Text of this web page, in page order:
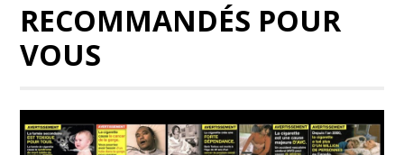
RECOMMANDÉS POUR
VOUS